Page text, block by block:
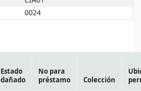
0024
Estado
dañado
No para
préstamo
Colección